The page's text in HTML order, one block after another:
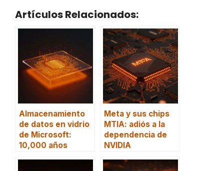
Artículos Relacionados:
Almacenamiento
de datos en vidrio
de Microsoft:
10,000 años
Meta y sus chips
MTIA: adiós a la
dependencia de
NVIDIA